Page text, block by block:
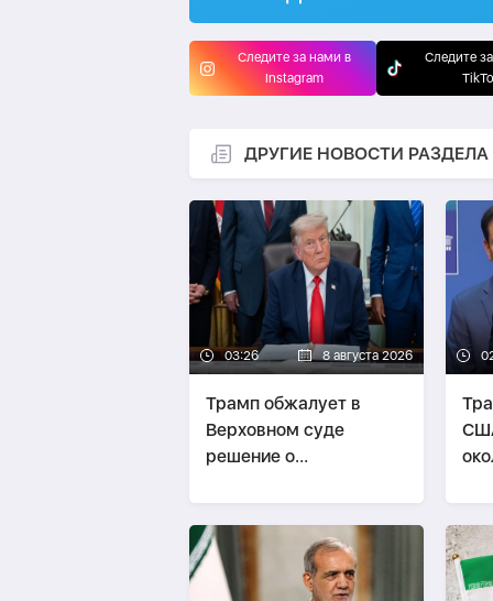
Следите за нами в
Instagram
Следите
ДРУГИЕ НОВОСТИ РАЗДЕЛА
03:26 8 августа 2026
Трамп обжалует в
Верховном суде
решение о
строительства
бального зала в Белом
доме